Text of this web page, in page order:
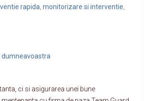
rapida, monitorizare si interventie,
dumneavoastra
ci si asigurarea unei bune